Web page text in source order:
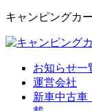
キャンピングカ
お知らせ一
運営会社
新車中古車